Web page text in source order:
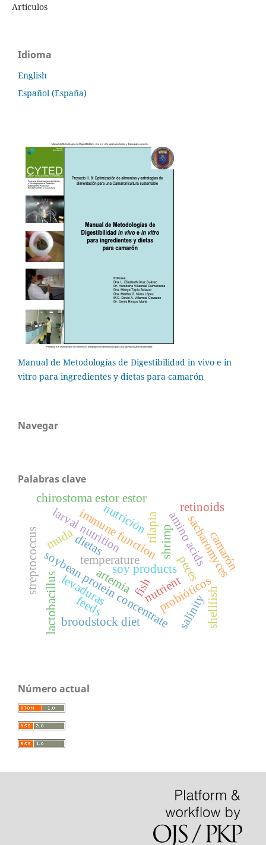
Artículos
Idioma
English
Español (España)
Manual de Metodologías de Digestibilidad in vivo e in
vitro para ingredientes y dietas para camarón
Navegar
Palabras clave
soy products
soybean protein concentrate
shrimpamino acids
fishnutrient
immune function
broodstock diet
larval nutrition
probióticos
tilapia
streptococcus
lactobacillus
sacharomyces
chirostoma estor estor
temperature
salinity
levaduras
peces
shellfish
feeds
artemia
nutrición
dietas camarón
muda
retinoids
Número actual